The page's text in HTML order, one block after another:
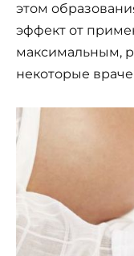
этом
эффект от
максимальным,
некоторые